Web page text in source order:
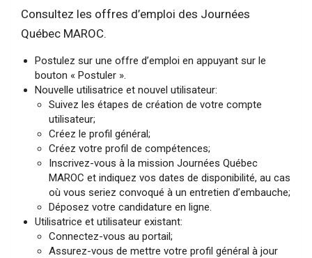
Consultez les offres d’emploi des Journées
Québec MAROC.
Postulez sur une offre d’emploi en appuyant sur le
bouton « Postuler ».
Nouvelle utilisatrice et nouvel utilisateur:
Suivez les étapes de création de votre compte
utilisateur;
Créez le profil général;
Créez votre profil de compétences;
Inscrivez-vous à la mission Journées Québec
MAROC et indiquez vos dates de disponibilité, au cas
où vous seriez convoqué à un entretien d’embauche;
Déposez votre candidature en ligne.
Utilisatrice et utilisateur existant:
Connectez-vous au portail;
Assurez-vous de mettre votre profil général à jour